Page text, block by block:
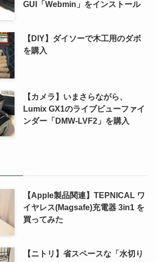
GUI「Webmin」をインストール
【DIY】ダイソーで木工用のダボ
を購入
【カメラ】いまさらながら、
Lumix GX1のライブビューファイ
ンダー「DMW-LVF2」を購入
【Apple製品関連】TEPNICAL ワ
イヤレス(Magsafe)充電器 3in1 を
買ってみた
【ニトリ】省スペースな「水切り